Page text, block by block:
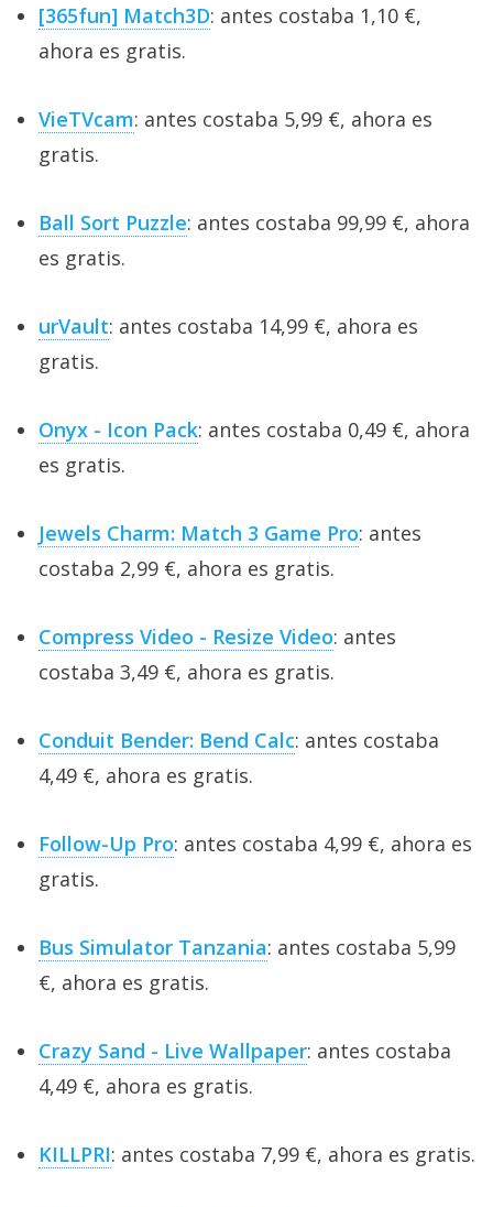
[365fun] Match3D: antes costaba 1,10 €,
ahora es gratis.
VieTVcam: antes costaba 5,99 €, ahora es
gratis.
Ball Sort Puzzle: antes costaba 99,99 €, ahora
es gratis.
urVault: antes costaba 14,99 €, ahora es
gratis.
Onyx - Icon Pack: antes costaba 0,49 €, ahora
es gratis.
Jewels Charm: Match 3 Game Pro: antes
costaba 2,99 €, ahora es gratis.
Compress Video - Resize Video: antes
costaba 3,49 €, ahora es gratis.
Conduit Bender: Bend Calc: antes costaba
4,49 €, ahora es gratis.
Follow-Up Pro: antes costaba 4,99 €, ahora es
gratis.
Bus Simulator Tanzania: antes costaba 5,99
€, ahora es gratis.
Crazy Sand - Live Wallpaper: antes costaba
4,49 €, ahora es gratis.
KILLPRI: antes costaba 7,99 €, ahora es gratis.